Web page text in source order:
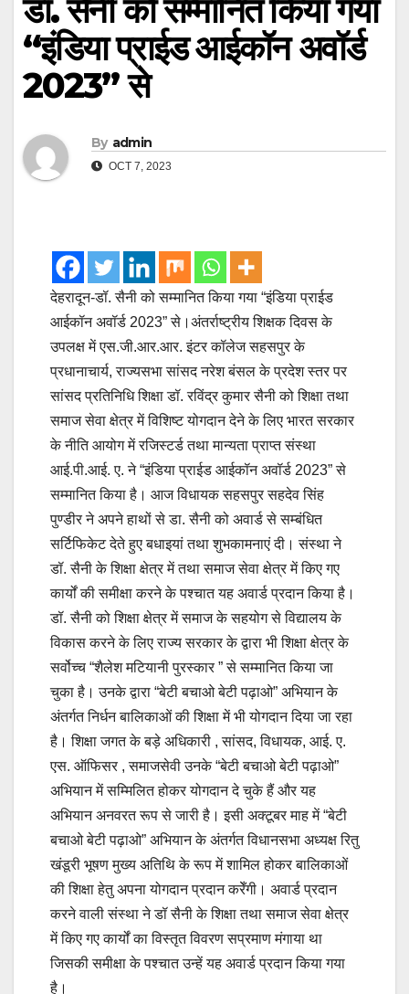
डॉ. सैनी को सम्मानित किया गया
“इंडिया प्राईड आईकॉन अवॉर्ड
2023” से
By admin
OCT 7, 2023
देहरादून-डॉ. सैनी को सम्मानित किया गया “इंडिया प्राईड
आईकॉन अवॉर्ड 2023” से।अंतर्राष्ट्रीय शिक्षक दिवस के
उपलक्ष में एस.जी.आर.आर. इंटर कॉलेज सहसपुर के
प्रधानाचार्य, राज्यसभा सांसद नरेश बंसल के प्रदेश स्तर पर
सांसद प्रतिनिधि शिक्षा डॉ. रविंद्र कुमार सैनी को शिक्षा तथा
समाज सेवा क्षेत्र में विशिष्ट योगदान देने के लिए भारत सरकार
के नीति आयोग में रजिस्टर्ड तथा मान्यता प्राप्त संस्था
आई.पी.आई. ए. ने “इंडिया प्राईड आईकॉन अवॉर्ड 2023” से
सम्मानित किया है। आज विधायक सहसपुर सहदेव सिंह
पुण्डीर ने अपने हाथों से डा. सैनी को अवार्ड से सम्बंधित
सर्टिफिकेट देते हुए बधाइयां तथा शुभकामनाएं दी। संस्था ने
डॉ. सैनी के शिक्षा क्षेत्र में तथा समाज सेवा क्षेत्र में किए गए
कार्यों की समीक्षा करने के पश्चात यह अवार्ड प्रदान किया है।
डॉ. सैनी को शिक्षा क्षेत्र में समाज के सहयोग से विद्यालय के
विकास करने के लिए राज्य सरकार के द्वारा भी शिक्षा क्षेत्र के
सर्वोच्च “शैलेश मटियानी पुरस्कार ” से सम्मानित किया जा
चुका है। उनके द्वारा “बेटी बचाओ बेटी पढ़ाओ” अभियान के
अंतर्गत निर्धन बालिकाओं की शिक्षा में भी योगदान दिया जा रहा
है। शिक्षा जगत के बड़े अधिकारी , सांसद, विधायक, आई. ए.
एस. ऑफिसर , समाजसेवी उनके “बेटी बचाओ बेटी पढ़ाओ”
अभियान में सम्मिलित होकर योगदान दे चुके हैं और यह
अभियान अनवरत रूप से जारी है। इसी अक्टूबर माह में “बेटी
बचाओ बेटी पढ़ाओ” अभियान के अंतर्गत विधानसभा अध्यक्ष रितु
खंडूरी भूषण मुख्य अतिथि के रूप में शामिल होकर बालिकाओं
की शिक्षा हेतु अपना योगदान प्रदान करेँगी। अवार्ड प्रदान
करने वाली संस्था ने डॉ सैनी के शिक्षा तथा समाज सेवा क्षेत्र
में किए गए कार्यों का विस्तृत विवरण सप्रमाण मंगाया था
जिसकी समीक्षा के पश्चात उन्हें यह अवार्ड प्रदान किया गया
है।